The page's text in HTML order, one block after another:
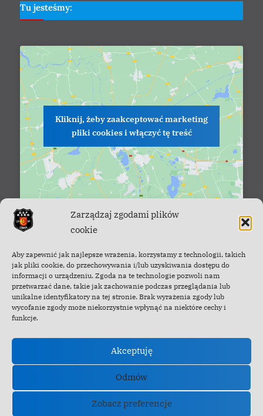
Zarządzaj zgodami plików
cookie
Aby zapewnić jak najlepsze wrażenia, korzystamy z technologii, takich
jak pliki cookie, do przechowywania i/lub uzyskiwania dostępu do
informacji o urządzeniu. Zgoda na te technologie pozwoli nam
przetwarzać dane, takie jak zachowanie podczas przeglądania lub
unikalne identyfikatory na tej stronie. Brak wyrażenia zgody lub
wycofanie zgody może niekorzystnie wpłynąć na niektóre cechy i
funkcje.
Akceptuję
Odmów
Zobacz preferencje
Tu jesteśmy:
Kliknij, żeby zaakceptować marketing
pliki cookies i włączyć tę treść
Facebook - OSP Cisna